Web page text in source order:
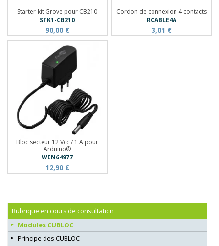
Starter-kit Grove pour CB210
STK1-CB210
90,00 €
Cordon de connexion 4 contacts
RCABLE4A
3,01 €
Bloc secteur 12 Vcc / 1 A pour
Arduino®
WEN64977
12,90 €
Rubrique en cours de consultation
Modules CUBLOC
Principe des CUBLOC